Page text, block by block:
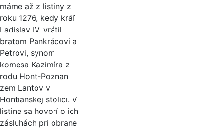
máme až z listiny z
roku 1276, kedy kráľ
Ladislav IV. vrátil
bratom Pankrácovi a
Petrovi, synom
komesa Kazimíra z
rodu Hont-Poznan
zem Lantov v
Hontianskej stolici. V
listine sa hovorí o ich
zásluhách pri obrane